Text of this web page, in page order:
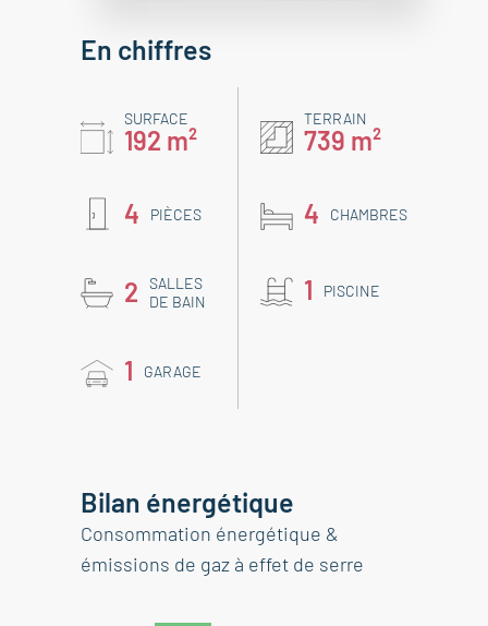
En chiffres
SURFACE
192 m²
TERRAIN
739 m²
4 PIÈCES 4 CHAMBRES
2
SALLES
DE BAIN
1 PISCINE
1 GARAGE
Bilan énergétique
Consommation énergétique &
émissions de gaz à effet de serre